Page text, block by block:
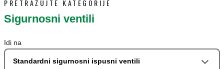
PRETRAŽUJTE KATEGORIJE
Sigurnosni ventili
Idi na
Standardni sigurnosni ispusni ventili